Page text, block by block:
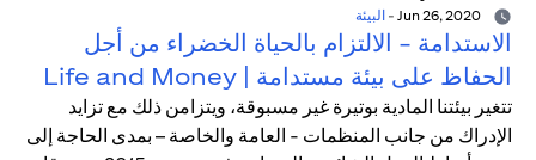
- البيئة
الاستدامة - الالتزام بالحياة الخضراء من أجل
الحفاظ على بيئة مستدامة | Life and Money
تتغير بيئتنا المادية بوتيرة غير مسبوقة، ويتزامن ذلك مع تزايد
الإدراك من جانب المنظمات - العامة والخاصة – بمدى الحاجة إلى